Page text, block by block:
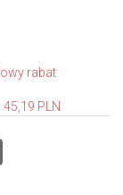
rabat
PLN